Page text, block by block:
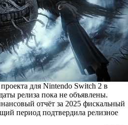
для Nintendo Switch 2 в
релиза пока не объявлены.
отчёт за 2025 фискальный
период подтвердила релизное